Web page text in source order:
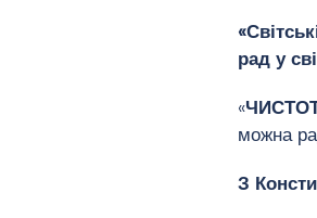
рад у
«
можна
З